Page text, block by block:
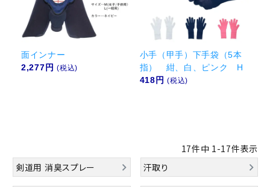
面インナー
2,277円 (税込)
小手（甲手）下手袋（5本
指） 紺、白、ピンク H
418円 (税込)
17件中 1 -17件表示
剣道用 消臭スプレー
汗取り